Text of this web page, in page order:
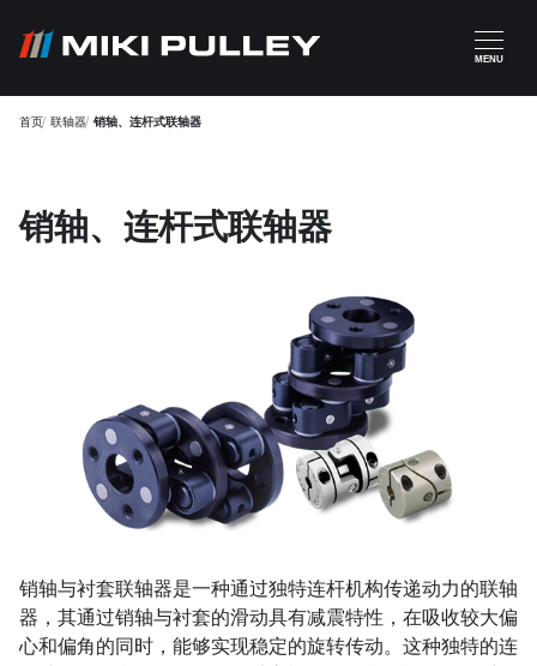
MENU
首页 联轴器 销轴、连杆式联轴器
销轴、连杆式联轴器
销轴与衬套联轴器是一种通过独特连杆机构传递动力的联轴
器，其通过销轴与衬套的滑动具有减震特性，在吸收较大偏
心和偏角的同时，能够实现稳定的旋转传动。这种独特的连